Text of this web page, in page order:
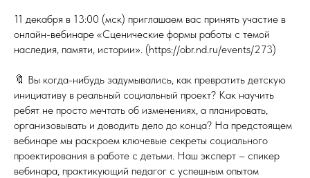
11 декабря в 13:00 (мск) приглашаем вас принять участие в
онлайн-вебинаре «Сценические формы работы с темой
наследия, памяти, истории». (https://obr.nd.ru/events/273)
🔖 Вы когда-нибудь задумывались, как превратить детскую
инициативу в реальный социальный проект? Как научить
ребят не просто мечтать об изменениях, а планировать,
организовывать и доводить дело до конца? На предстоящем
вебинаре мы раскроем ключевые секреты социального
проектирования в работе с детьми. Наш эксперт – спикер
вебинара, практикующий педагог с успешным опытом